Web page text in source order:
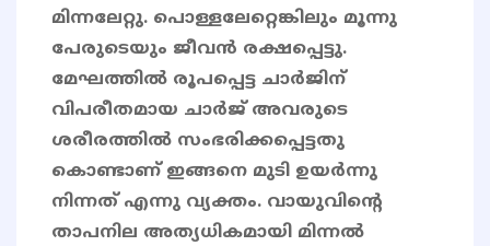
മിന്നലേറ്റു. പൊള്ളലേറ്റെങ്കിലും മൂന്നു
പേരുടെയും ജീവൻ രക്ഷപ്പെട്ടു.
മേഘത്തിൽ രൂപപ്പെട്ട ചാർജിന്
വിപരീതമായ ചാർജ്​ അവരുടെ
ശരീരത്തിൽ സംഭരിക്കപ്പെട്ടതു
കൊണ്ടാണ് ഇങ്ങനെ മുടി ഉയർന്നു
നിന്നത്​ എന്നു വ്യക്തം. വായുവിന്റെ
താപനില അത്യധികമായി മിന്നൽ